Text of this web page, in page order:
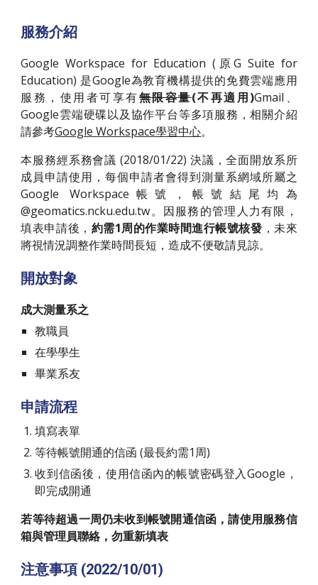
服務介紹
Google Workspace for Education (原G Suite for
Education) 是Google為教育機構提供的免費雲端應用
服務，使用者可享有無限容量(不再適用)Gmail、
Google雲端硬碟以及協作平台等多項服務，相關介紹
請參考Google Workspace學習中心。
本服務經系務會議 (2018/01/22) 決議，全面開放系所
成員申請使用，每個申請者會得到測量系網域所屬之
Google Workspace帳號，帳號結尾均為
@geomatics.ncku.edu.tw。因服務的管理人力有限，
填表申請後， 約需1周的作業時間進行帳號核發 ，未來
將視情況調整作業時間長短，造成不便敬請見諒。
開放對象
成大測量系之
教職員
在學學生
畢業系友
申請流程
填寫表單
等待帳號開通的信函 (最長約需1周)
收到信函後，使用信函內的帳號密碼登入Google，
即完成開通
若等待超過一周仍未收到帳號開通信函，請使用服務信
箱與管理員聯絡，勿重新填表
注意事項 (2022/10/01)